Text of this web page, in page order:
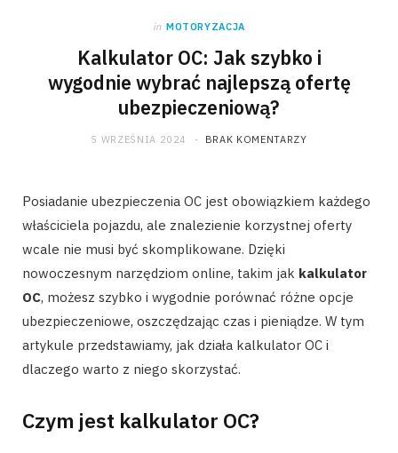
in MOTORYZACJA
Kalkulator OC: Jak szybko i
wygodnie wybrać najlepszą ofertę
ubezpieczeniową?
5 WRZEŚNIA 2024 BRAK KOMENTARZY
Posiadanie ubezpieczenia OC jest obowiązkiem każdego
właściciela pojazdu, ale znalezienie korzystnej oferty
wcale nie musi być skomplikowane. Dzięki
nowoczesnym narzędziom online, takim jak kalkulator
OC, możesz szybko i wygodnie porównać różne opcje
ubezpieczeniowe, oszczędzając czas i pieniądze. W tym
artykule przedstawiamy, jak działa kalkulator OC i
dlaczego warto z niego skorzystać.
Czym jest kalkulator OC?